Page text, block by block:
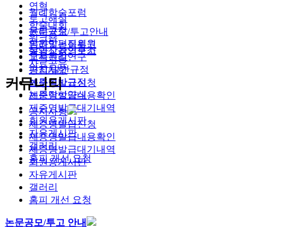
연혁
로고해설
윤리규정
임원및편집위원
오시는길
월례학술포럼
학술대회
워크숍
삶과교육연구소
논문공모/투고안내
온라인논문투고
교육원리연구
편집/발간규정
논문심사규정
논문작성양식
동영상강의보기
자료공유
공지사항
제증명발급신청
제증명발급내용확인
제증명발급대기내역
회원용게시판
자유게시판
갤러리
홈피 개선 요청
커뮤니티
공지사항
제증명발급신청
제증명발급내용확인
제증명발급대기내역
회원용게시판
자유게시판
갤러리
홈피 개선 요청
논문공모/투고 안내